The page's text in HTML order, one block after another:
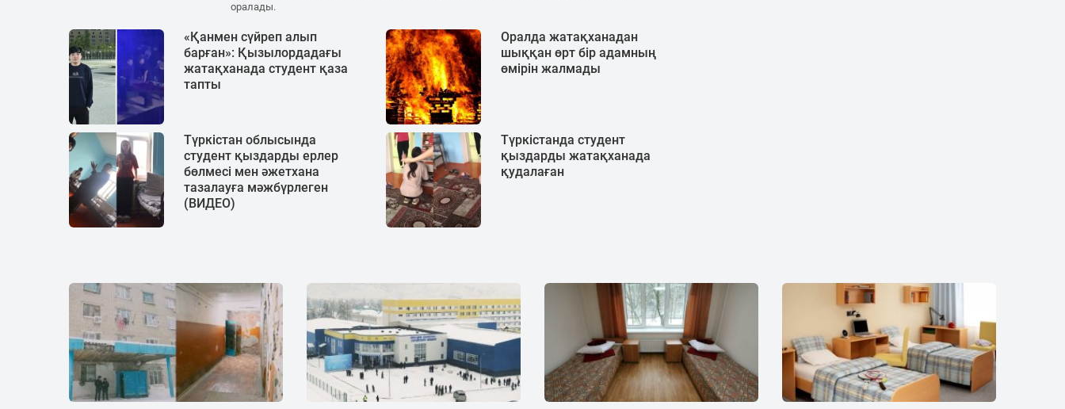
оралады.
«Қанмен сүйреп алып
барған»: Қызылордадағы
жатақханада студент қаза
тапты
Оралда жатақханадан
шыққан өрт бір адамның
өмірін жалмады
Түркістан облысында
студент қыздарды ерлер
бөлмесі мен әжетхана
тазалауға мәжбүрлеген
(ВИДЕО)
Түркістанда студент
қыздарды жатақханада
қудалаған